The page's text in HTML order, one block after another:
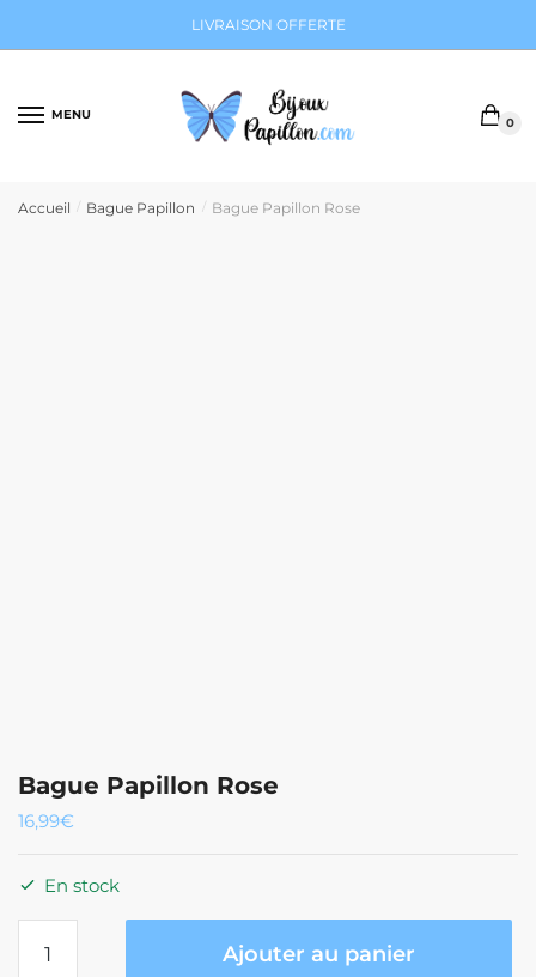
LIVRAISON OFFERTE
MENU
0
Accueil / Bague Papillon / Bague Papillon Rose
Bague Papillon Rose
16,99€
En stock
Ajouter au panier